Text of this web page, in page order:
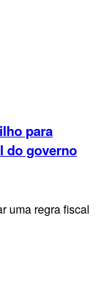
para
do governo
uma regra fiscal